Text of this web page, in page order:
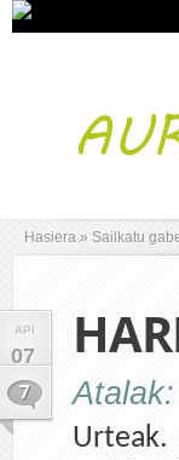
Hasiera » Sailkatu
API
07
7
Atalak: